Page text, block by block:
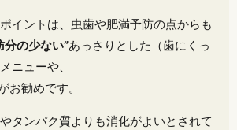
イントは、虫歯や肥満予防の点からも
分の少ない”あっさりとした（歯にくっ
ニューや、
お勧めです。
タンパク質よりも消化がよいとされて